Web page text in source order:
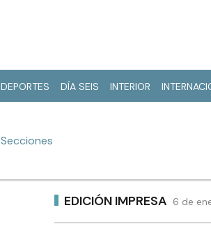
DEPORTES DÍA SEIS INTERIOR
Secciones
EDICIÓN IMPRESA 6 de